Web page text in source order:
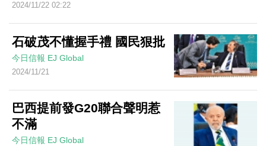
2024/11/22 02:22
石破茂不懂握手禮 國民狠批
今日信報 EJ Global
2024/11/21
巴西提前發G20聯合聲明惹
不滿
今日信報 EJ Global